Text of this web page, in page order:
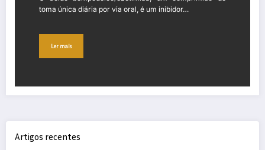
toma única diária por via oral, é um inibidor…
Ler mais
Artigos recentes